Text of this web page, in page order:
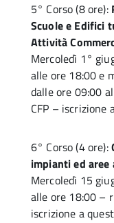
5° Corso (8 ore):
Scuole e Edifici
Attività
Mercoledì 1°
alle ore 18:00 e
dalle ore 09:00
CFP – iscrizione
6° Corso (4 ore):
impianti ed
Mercoledì 15
alle ore 18:00 –
iscrizione a